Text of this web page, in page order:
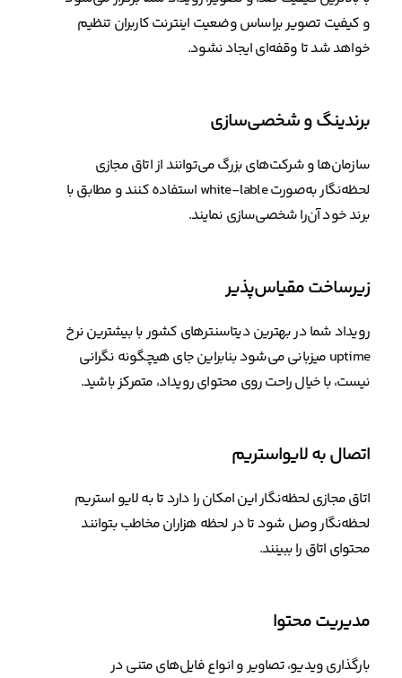
و کیفیت تصویر براساس وضعیت اینترنت کاربران تنظیم
خواهد شد تا وقفه‌ای ایجاد نشود.
برندینگ و شخصی‌سازی
سازمان‌ها و شرکت‌های بزرگ می‌توانند از اتاق مجازی
لحظه‌نگار به‌صورت white-lable استفاده کنند و مطابق با
برند خود آن‌را شخصی‌سازی نمایند.
زیرساخت مقیاس‌پذیر
رویداد شما در بهترین دیتاسنترهای کشور با بیشترین نرخ
uptime میزبانی می‌شود بنابراین جای هیچگونه نگرانی
نیست، با خیال راحت روی محتوای رویداد، متمرکز باشید.
اتصال به لایواستریم
اتاق مجازی لحظه‌نگار این امکان را دارد تا به لایو استریم
لحظه‌نگار وصل شود تا در لحظه هزاران مخاطب بتوانند
محتوای اتاق را ببینند.
مدیریت محتوا
بارگذاری ویدیو، تصاویر و انواع فایل‌های متنی در